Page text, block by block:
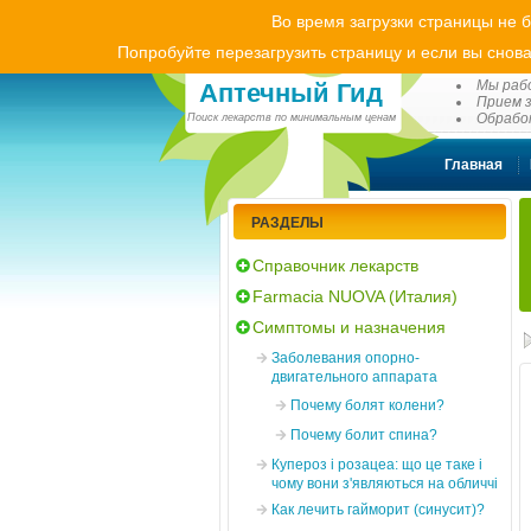
Аптечный Гид
Поиск лекарств по минимальным ценам
Во время загрузки страницы
Попробуйте перезагрузить страницу и если вы
Мы
Прием
Главная
РАЗДЕЛЫ
Справочник лекарств
Farmacia NUOVA (Италия)
Симптомы и назначения
Заболевания опорно-
двигательного аппарата
Почему болят колени?
Почему болит спина?
Купероз і розацеа: що це таке і
чому вони з'являються на обличчі
Как лечить гайморит (синусит)?